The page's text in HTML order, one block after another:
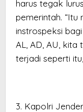
harus tegak
pemerintah. “Itu
instrospeksi
AL, AD, AU,
terjadi seperti
3. Kapolri